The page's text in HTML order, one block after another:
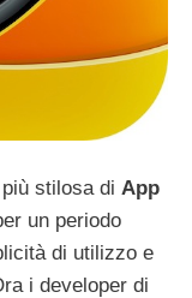
più stilosa di App
un periodo
di utilizzo e
i developer di